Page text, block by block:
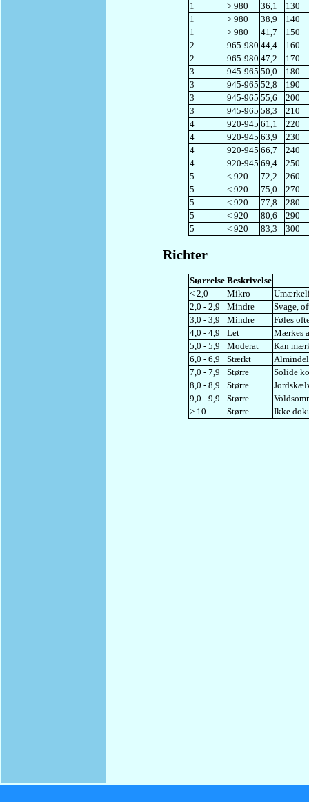
1
> 980 36,1
130
1
> 980 38,9
140
1
> 980 41,7
150
2
965-980 44,4
160
2
965-980 47,2
170
3
945-965 50,0
180
3
945-965 52,8
190
3
945-965 55,6
200
3
945-965 58,3
210
4
920-945 61,1
220
4
920-945 63,9
230
4
920-945 66,7
240
4
920-945 69,4
250
5
< 920 72,2
260
5
< 920 75,0
270
5
< 920 77,8
280
5
< 920 80,6
290
5
< 920 83,3 300
Richter
Størrelse Beskrivelse
< 2,0
Mikro
2,0 - 2,9
Mindre
Svage,
3,0 - 3,9
Mindre
Føles
4,0 - 4,9
Let
Mærkes
5,0 - 5,9
Moderat
Kan
6,0 - 6,9
Stærkt
7,0 - 7,9
Større
Solide
8,0 - 8,9
Større
9,0 - 9,9
Større
> 10
Større Ikke